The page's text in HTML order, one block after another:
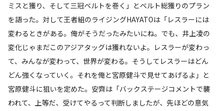
ミスと獲り、そして三冠ベルトを巻く」とベルト総獲りのプラン
を語った。対して王者組のライジングHAYATOは「レスラーには
変わるときがある。俺がそうだったみたいにね。でも、井上凌の
変化じゃまだこのアジアタッグは獲れないよ。レスラーが変わっ
て、みんなが変わって、世界が変わる。そうしてレスラーはどん
どん強くなっていく。それを俺と宮原健斗で見せてあげるよ」と
宮原健斗に狙いを定めた。安齊は「バックステージコメントで襲
われて、上等だ、受けてやるって判断しましたが、先ほどの意気